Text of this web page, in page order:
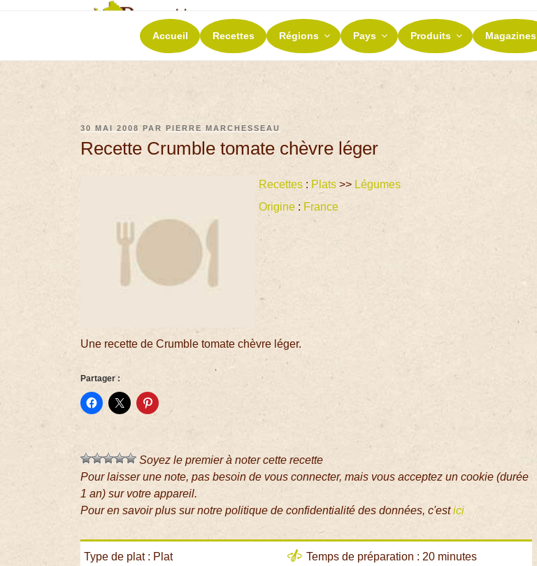
RECETTES ET TERROIRS
La richesse de nos terroirs
Accueil Recettes Régions Pays Produits Magazines
30 MAI 2008 PARPIERRE MARCHESSEAU
Recette Crumble tomate chèvre léger
Recettes : Plats >> Légumes
Origine : France
Une recette de Crumble tomate chèvre léger.
Partager :
Soyez le premier à noter cette recette
Pour laisser une note, pas besoin de vous connecter, mais vous acceptez un cookie (durée
1 an) sur votre appareil.
Pour en savoir plus sur notre politique de confidentialité des données, c'estici
Type de plat : Plat
Temps de préparation : 20 minutes